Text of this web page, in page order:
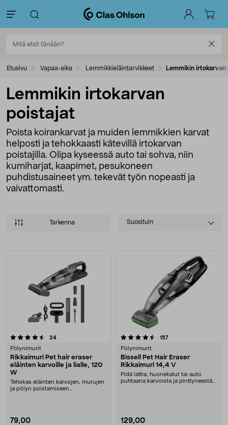
Etusivu Vapaa-aika Lemmikkieläintarvikkeet Lemmikin
Lemmikin irtokarvan
poistajat
Poista koirankarvat ja muiden lemmikkien karvat
helposti ja tehokkaasti kätevillä irtokarvan
poistajilla. Olipa kyseessä auto tai sohva, niin
kumiharjat, kaapimet, pesukoneen
puhdistusaineet ym. tekevät työn nopeasti ja
vaivattomasti.
Tarkenna
Select
Suosituin
34arvostelut
Pölynimurit
Rikkaimuri Pet hair eraser
eläinten karvoille ja lialle, 120
W
Tehokas eläinten karvojen, murujen
ja pölyn poistamiseen
79,00
4.5 viidestä tähdestä 157arvostelut
Pölynimurit
Bissell Pet Hair Eraser
Rikkaimuri 14,4 V
Pidä lattia, huonekalut tai auto
puhtaana karvoista ja pinttyneestä
129,00